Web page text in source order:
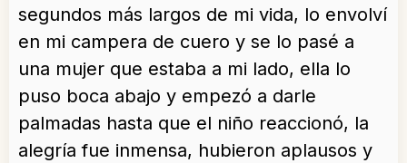
segundos más largos de mi vida, lo envolví
en mi campera de cuero y se lo pasé a
una mujer que estaba a mi lado, ella lo
puso boca abajo y empezó a darle
palmadas hasta que el niño reaccionó, la
alegría fue inmensa, hubieron aplausos y